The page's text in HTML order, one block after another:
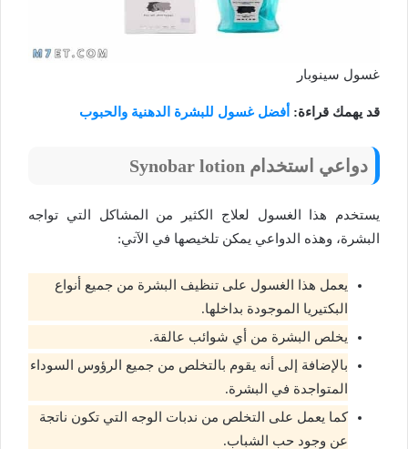
غسول سينوبار
قد يهمك قراءة: أفضل غسول للبشرة الدهنية والحبوب
دواعي استخدام Synobar lotion
يستخدم هذا الغسول لعلاج الكثير من المشاكل التي تواجه
البشرة، وهذه الدواعي يمكن تلخيصها في الآتي:
يعمل هذا الغسول على تنظيف البشرة من جميع أنواع
البكتيريا الموجودة بداخلها.
يخلص البشرة من أي شوائب عالقة.
بالإضافة إلى أنه يقوم بالتخلص من جميع الرؤوس السوداء
المتواجدة في البشرة.
كما يعمل على التخلص من ندبات الوجه التي تكون ناتجة
عن وجود حب الشباب.